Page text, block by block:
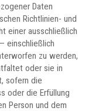
Daten
Richtlinien- und
einer ausschließlich
einschließlich
zu werden,
oder sie in
sofern die
oder die Erfüllung
Person und dem